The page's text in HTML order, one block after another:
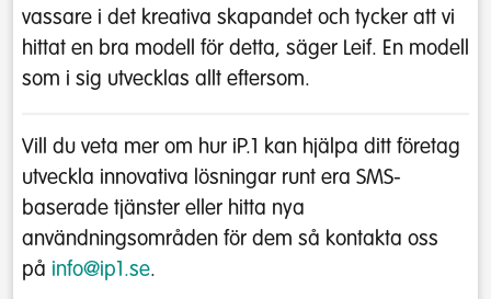
vassare i det kreativa skapandet och tycker att vi
hittat en bra modell för detta, säger Leif. En modell
som i sig utvecklas allt eftersom.
Vill du veta mer om hur iP.1 kan hjälpa ditt företag
utveckla innovativa lösningar runt era SMS-
baserade tjänster eller hitta nya
användningsområden för dem så kontakta oss
på info@ip1.se.